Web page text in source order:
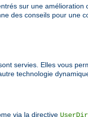
sur une
des conseils pour une
servies. Elles vous
technologie
via la directive UserDir